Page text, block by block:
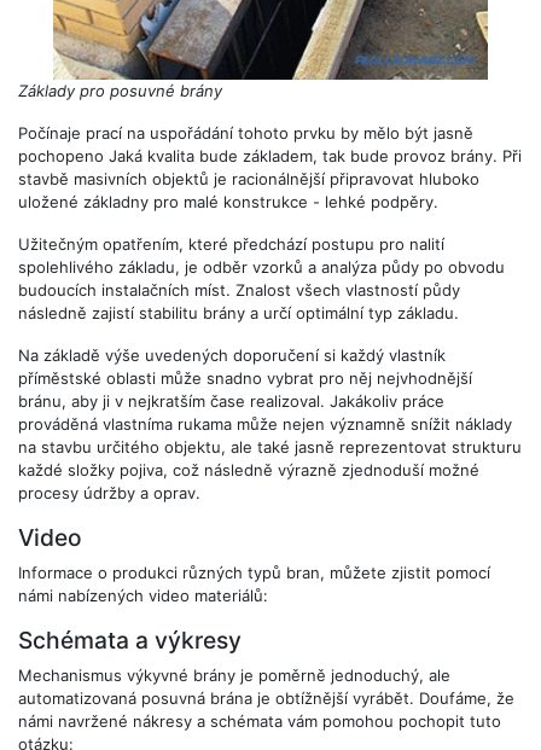
Základy pro posuvné brány
Počínaje prací na uspořádání tohoto prvku by mělo být jasně
pochopeno Jaká kvalita bude základem, tak bude provoz brány. Při
stavbě masivních objektů je racionálnější připravovat hluboko
uložené základny pro malé konstrukce - lehké podpěry.
Užitečným opatřením, které předchází postupu pro nalití
spolehlivého základu, je odběr vzorků a analýza půdy po obvodu
budoucích instalačních míst. Znalost všech vlastností půdy
následně zajistí stabilitu brány a určí optimální typ základu.
Na základě výše uvedených doporučení si každý vlastník
příměstské oblasti může snadno vybrat pro něj nejvhodnější
bránu, aby ji v nejkratším čase realizoval. Jakákoliv práce
prováděná vlastníma rukama může nejen významně snížit náklady
na stavbu určitého objektu, ale také jasně reprezentovat strukturu
každé složky pojiva, což následně výrazně zjednoduší možné
procesy údržby a oprav.
Video
Informace o produkci různých typů bran, můžete zjistit pomocí
námi nabízených video materiálů:
Schémata a výkresy
Mechanismus výkyvné brány je poměrně jednoduchý, ale
automatizovaná posuvná brána je obtížnější vyrábět. Doufáme, že
námi navržené nákresy a schémata vám pomohou pochopit tuto
otázku: